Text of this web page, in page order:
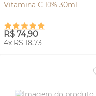
Vitamina C 10% 30ml
R$ 74,90
4x R$ 18,73
AVISE-ME